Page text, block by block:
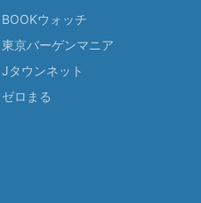
BOOKウォッチ
東京バーゲンマニア
Jタウンネット
ゼロまる